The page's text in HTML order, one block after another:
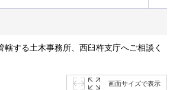
轄する土木事務所、西臼杵支庁へご相談く
画面サイズで表示